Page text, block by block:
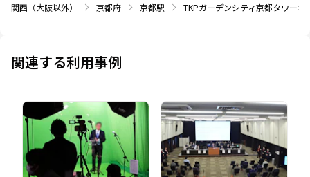
関西（大阪以外） 京都府 京都駅 TKPガーデンシティ京都タワーホ
関連する利用事例